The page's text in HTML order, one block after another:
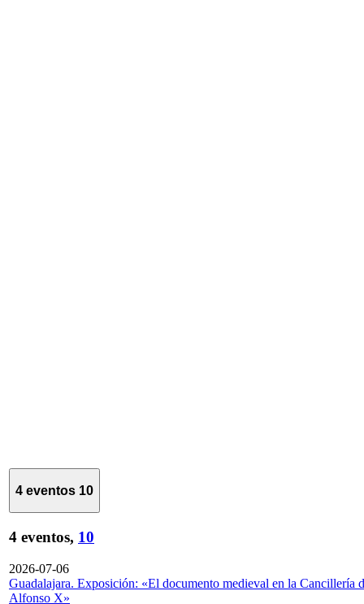
4 eventos 10
4 eventos, 10
2026-07-06
Guadalajara. Exposición: «El documento medieval en la Cancillería
Alfonso X»